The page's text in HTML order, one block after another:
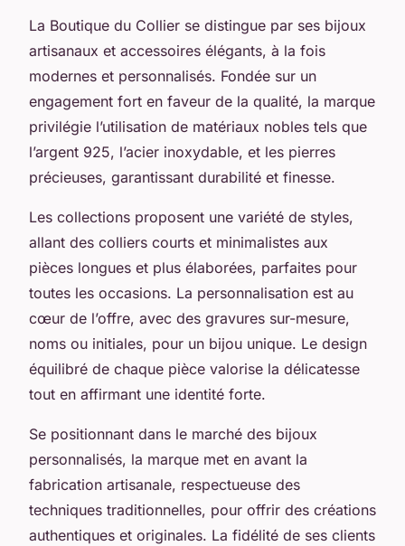
La Boutique du Collier se distingue par ses bijoux
artisanaux et accessoires élégants, à la fois
modernes et personnalisés. Fondée sur un
engagement fort en faveur de la qualité, la marque
privilégie l’utilisation de matériaux nobles tels que
l’argent 925, l’acier inoxydable, et les pierres
précieuses, garantissant durabilité et finesse.
Les collections proposent une variété de styles,
allant des colliers courts et minimalistes aux
pièces longues et plus élaborées, parfaites pour
toutes les occasions. La personnalisation est au
cœur de l’offre, avec des gravures sur-mesure,
noms ou initiales, pour un bijou unique. Le design
équilibré de chaque pièce valorise la délicatesse
tout en affirmant une identité forte.
Se positionnant dans le marché des bijoux
personnalisés, la marque met en avant la
fabrication artisanale, respectueuse des
techniques traditionnelles, pour offrir des créations
authentiques et originales. La fidélité de ses clients